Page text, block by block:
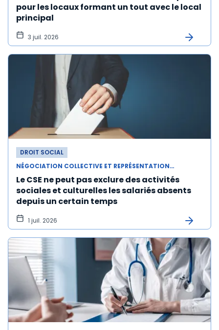
pour les locaux formant un tout avec le local
principal
3 juil. 2026
DROIT SOCIAL
NÉGOCIATION COLLECTIVE ET REPRÉSENTATION DU PERSONNEL
Le CSE ne peut pas exclure des activités
sociales et culturelles les salariés absents
depuis un certain temps
1 juil. 2026